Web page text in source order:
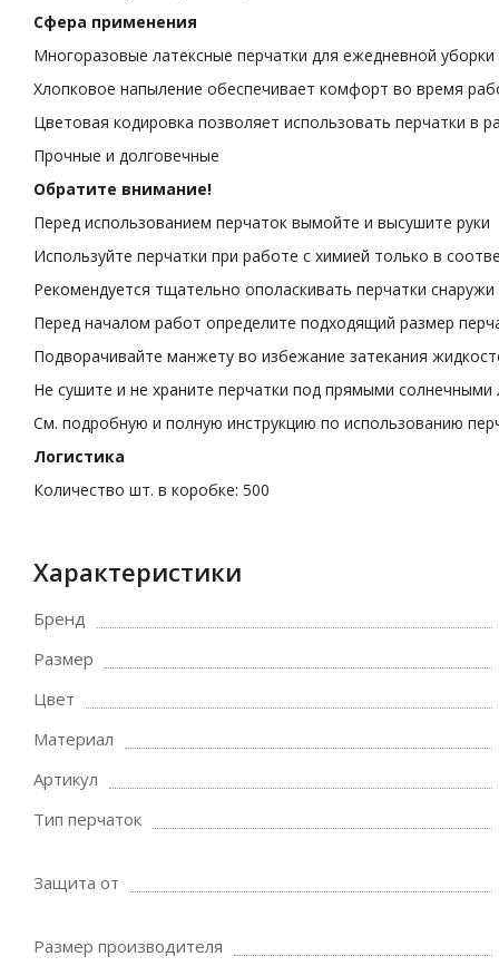
Сфера применения
Многоразовые латексные перчатки для ежедневной
Хлопковое напыление обеспечивает комфорт во время
Цветовая кодировка позволяет использовать перчатки в
Прочные и долговечные
Обратите внимание!
Перед использованием перчаток вымойте и высушите руки
Используйте перчатки при работе с химией только в
Рекомендуется тщательно ополаскивать перчатки
Перед началом работ определите подходящий размер
Подворачивайте манжету во избежание затекания
Не сушите и не храните перчатки под прямыми солнечными
См. подробную и полную инструкцию по использованию
Логистика
Количество шт. в коробке: 500
Характеристики
Бренд
Размер
Цвет
Материал
Артикул
Тип перчаток
Защита от
Размер производителя